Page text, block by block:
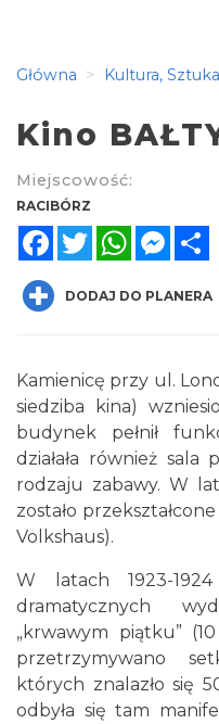
Główna Kultura,
Kino
Miejscowość:
RACIBÓRZ
FacebookTwitterWhatsApp
DODAJ DO PLANERA
Kamienicę przy ul.
siedziba kina)
budynek pełnił
działała również
rodzaju zabawy. W
zostało
Volkshaus).
W latach 1923-
dramatycznych
„krwawym piątku”
przetrzymywano
których znalazło się
odbyła się tam